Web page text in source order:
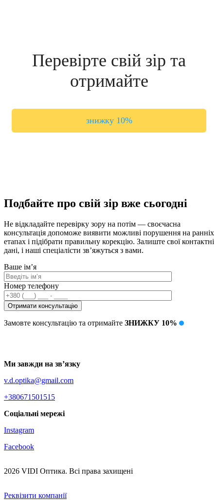
Перевірте свій зір та
отримайте
знижку 10%
Подбайте про свій зір вже сьогодні
Не відкладайте перевірку зору на потім — своєчасна
консультація допоможе виявити можливі порушення на ранніх
етапах і підібрати правильну корекцію. Залиште свої контактні
дані, і наші спеціалісти зв’яжуться з вами.
Ваше ім’я
Номер телефону
Замовте консультацію та отримайте ЗНИЖКУ 10%
Ми завжди на зв’язку
v.d.optika@gmail.com
+380671501515
Соціальні мережі
Instagram
Facebook
2026 VIDI Oптика. Всі права захищені
Реквізити компанії